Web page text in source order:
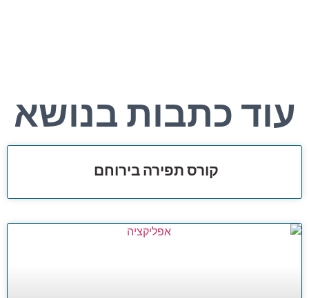
עוד כתבות בנושא
קורס תפירה בירוחם